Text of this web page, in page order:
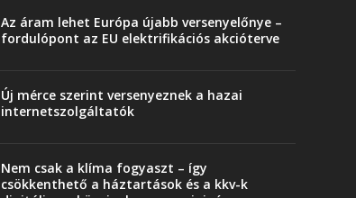
Az áram lehet Európa újabb versenyelőnye –
fordulópont az EU elektrifikációs akcióterve
Új mérce szerint versenyeznek a hazai
internetszolgáltatók
Nem csak a klíma fogyaszt – így
csökkenthető a háztartások és a kkv-k